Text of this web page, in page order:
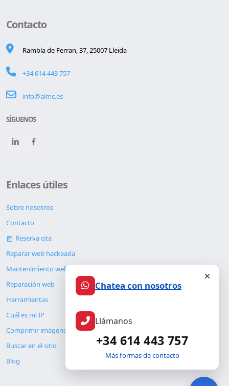
Contacto
Rambla de Ferran, 37, 25007 Lleida
+34 614 443 757
info@almc.es
SÍGUENOS
Enlaces útiles
Sobre nosotros
Contacto
Reserva cita
Reparar web hackeada
Mantenimiento web
Reparación web
Herramientas
Cuál es mi IP
Comprimir imágenes
Buscar en el sitio
Blog
Chatea con nosotros
Llámanos
+34 614 443 757
Más formas de contacto